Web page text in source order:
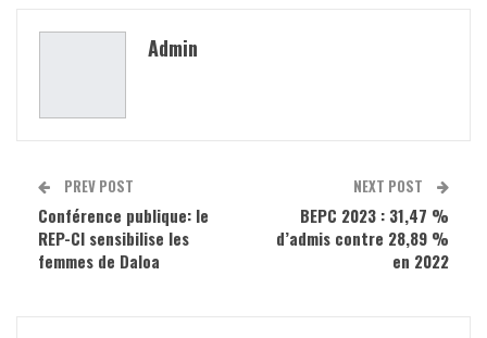
Admin
PREV POST
Conférence publique: le
REP-CI sensibilise les
femmes de Daloa
NEXT POST
BEPC 2023 : 31,47 %
d’admis contre 28,89 %
en 2022